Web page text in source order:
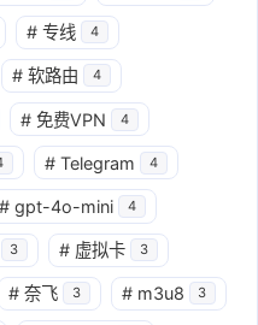
# 专线 4
# 软路由 4
# 免费VPN 4
# Telegram 4
# gpt-4o-mini 4
3 # 虚拟卡 3
# 奈飞 3 # m3u8 3